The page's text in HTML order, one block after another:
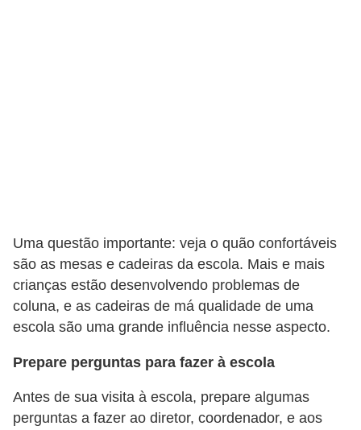
Uma questão importante: veja o quão confortáveis
são as mesas e cadeiras da escola. Mais e mais
crianças estão desenvolvendo problemas de
coluna, e as cadeiras de má qualidade de uma
escola são uma grande influência nesse aspecto.
Prepare perguntas para fazer à escola
Antes de sua visita à escola, prepare algumas
perguntas a fazer ao diretor, coordenador, e aos